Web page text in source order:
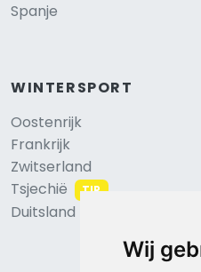
Wij
Spanje
WINTERSPORT
Oostenrijk
Frankrijk
Zwitserland
Tsjechië
TIP
Duitsland